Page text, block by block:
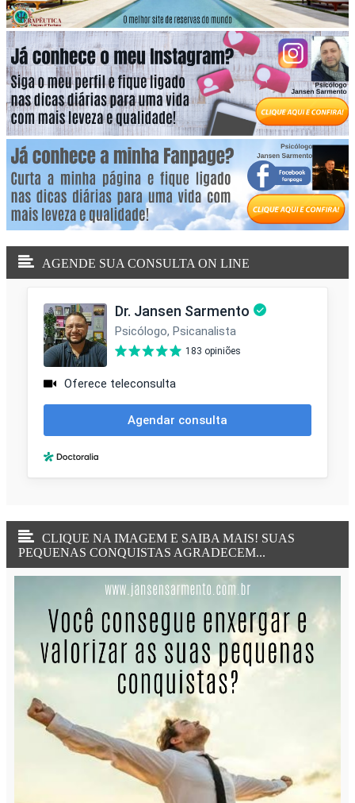
AGENDE SUA CONSULTA ON LINE
CLIQUE NA IMAGEM E SAIBA MAIS! SUAS
PEQUENAS CONQUISTAS AGRADECEM...